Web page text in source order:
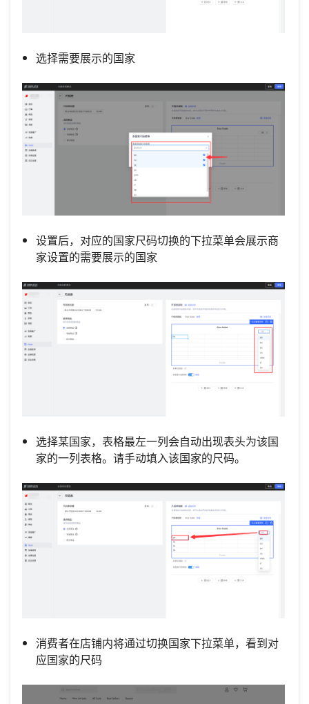
选择需要展示的国家
设置后，对应的国家尺码切换的下拉菜单会展示商
家设置的需要展示的国家
选择某国家，表格最左一列会自动出现表头为该国
家的一列表格。请手动填入该国家的尺码。
消费者在店铺内将通过切换国家下拉菜单，看到对
应国家的尺码